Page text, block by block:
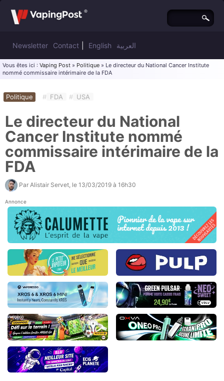
Newsletter Contact English العربية
Vous êtes ici : Vaping Post » Politique » Le directeur du National Cancer Institute
nommé commissaire intérimaire de la FDA
Politique # FDA # USA
Le directeur du National
Cancer Institute nommé
commissaire intérimaire de la
FDA
Par Alistair Servet , le 13/03/2019 à 16h30
Annonce